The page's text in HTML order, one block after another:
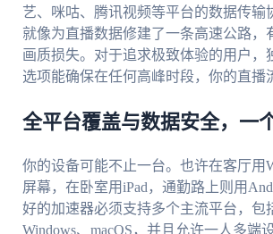
艺、咪咕、腾讯视频等平台的数据传输
就像为直播数据修建了一条高速公路，
画质损失。对于追求极致体验的用户，
选项能确保在任何高峰时段，你的直播
全平台覆盖与数据安全，一
你的设备可能不止一台。也许在客厅用
屏幕，在卧室用iPad，通勤路上则用
好的加速器必须支持多个主流平台，包
Windows、macOS，并且允许一人多端